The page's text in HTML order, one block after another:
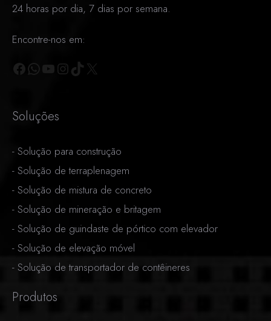
24 horas por dia, 7 dias por semana.
Encontre-nos em:
Facebook
WhatsApp
Youtube
Instagram
TikTok
X
Soluções
- Solução para construção
- Solução de terraplenagem
- Solução de mistura de concreto
- Solução de mineração e britagem
- Solução de guindaste de pórtico com elevador
- Solução de elevação móvel
- Solução de transportador de contêineres
Produtos